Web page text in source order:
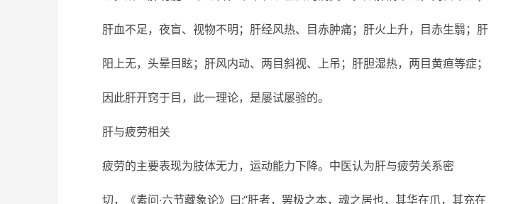
肝血不足，夜盲、视物不明；肝经风热、目赤肿痛；肝火上升，目赤生翳；肝
阳上无，头晕目眩；肝风内动、两目斜视、上吊；肝胆湿热，两目黄疸等症；
因此肝开窍于目，此一理论，是屡试屡验的。
肝与疲劳相关
疲劳的主要表现为肢体无力，运动能力下降。中医认为肝与疲劳关系密
切，《素问·六节藏象论》曰:“肝者，罢极之本，魂之居也，其华在爪，其充在